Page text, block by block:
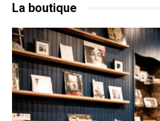
La boutique